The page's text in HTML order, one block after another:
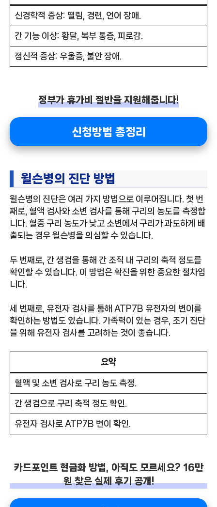
신경학적 증상: 떨림, 경련, 언어 장애.
간 기능 이상: 황달, 복부 통증, 피로감.
정신적 증상: 우울증, 불안 장애.
정부가 휴가비 절반을 지원해줍니다!
신청방법 총정리
윌슨병의 진단 방법
윌슨병의 진단은 여러 가지 방법으로 이루어집니다. 첫 번
째로, 혈액 검사와 소변 검사를 통해 구리의 농도를 측정합
니다. 혈중 구리 농도가 낮고 소변에서 구리가 과도하게 배
출되는 경우 윌슨병을 의심할 수 있습니다.
두 번째로, 간 생검을 통해 간 조직 내 구리의 축적 정도를
확인할 수 있습니다. 이 방법은 확진을 위한 중요한 절차입
니다.
세 번째로, 유전자 검사를 통해 ATP7B 유전자의 변이를
확인하는 방법도 있습니다. 가족력이 있는 경우, 조기 진단
을 위해 유전자 검사를 고려하는 것이 좋습니다.
요약
혈액 및 소변 검사로 구리 농도 측정.
간 생검으로 구리 축적 정도 확인.
유전자 검사로 ATP7B 변이 확인.
카드포인트 현금화 방법, 아직도 모르세요? 16만
원 찾은 실제 후기 공개!